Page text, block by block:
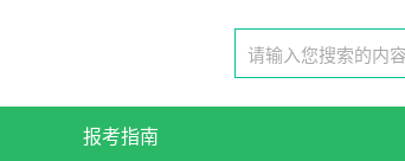
报考指南